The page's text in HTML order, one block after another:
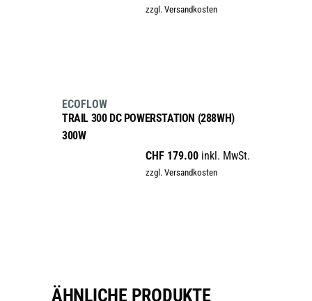
auf.
Produktseite
werden
zzgl. Versandkosten
new
TRAIL 300 DC POWERSTATION (288WH)
300W
CHF 179.00 inkl. MwSt.
zzgl. Versandkosten
ECOFLOW
ÄHNLICHE PRODUKTE